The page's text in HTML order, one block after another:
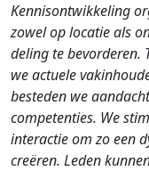
Kennisontwikkeling
zowel op locatie als
deling te bevorderen.
we actuele
besteden we
competenties. We
interactie om zo een
creëren. Leden